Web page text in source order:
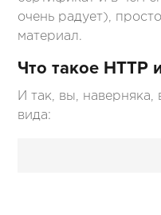
очень радует),
материал.
Что такое HTTP
И так, вы, наверняка,
вида: